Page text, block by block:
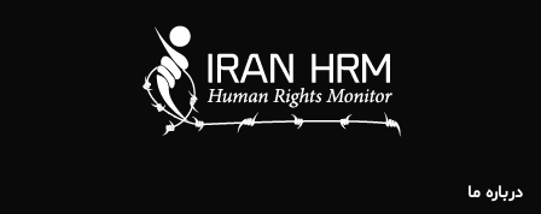
درباره ما